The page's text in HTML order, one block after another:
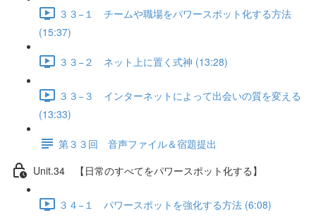
３３−１ チームや職場をパワースポット化する方法
(15:37)
３３−２ ネット上に置く式神 (13:28)
３３−３ インターネットによって出会いの質を変える
(13:33)
第３３回 音声ファイル＆宿題提出
Unit.34 【日常のすべてをパワースポット化する】
３４−１ パワースポットを強化する方法 (6:08)